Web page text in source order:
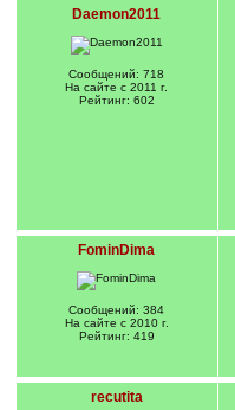
Daemon2011
Сообщений: 718
На сайте с 2011 г.
Рейтинг: 602
FominDima
Сообщений: 384
На сайте с 2010 г.
Рейтинг: 419
recutita